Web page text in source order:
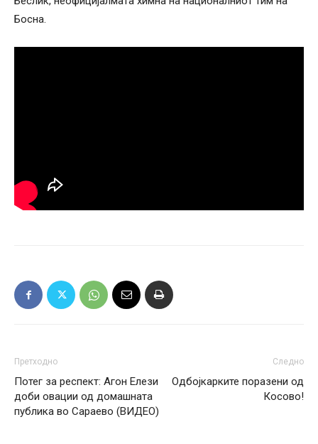
Босна.
Претходно
Потег за респект: Агон Елези
доби овации од домашната
публика во Сараево (ВИДЕО)
Следно
Одбојкарките поразени од
Косово!